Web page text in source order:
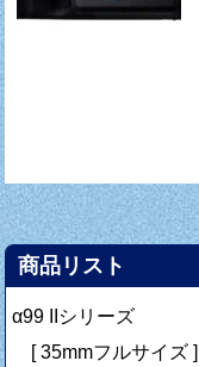
商品リスト
α99 IIシリーズ
[ 35mmフルサイズ ]